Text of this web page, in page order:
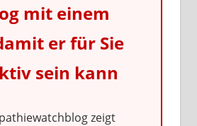
mit einem
er für Sie
sein kann
zeigt